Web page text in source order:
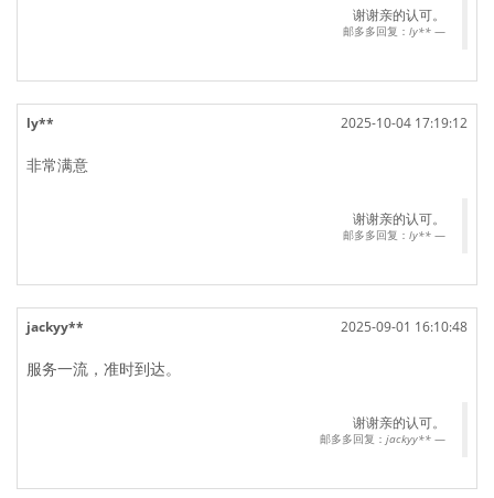
谢谢亲的认可。
邮多多回复： ly**
2025-10-04 17:19:12
ly**
非常满意
谢谢亲的认可。
邮多多回复： ly**
2025-09-01 16:10:48
jackyy**
服务一流，准时到达。
谢谢亲的认可。
邮多多回复： jackyy**